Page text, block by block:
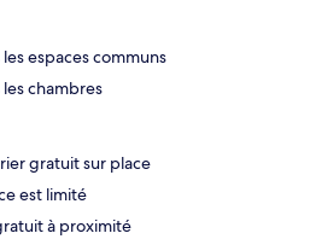
espaces communs
chambres
gratuit sur place
est limité
à proximité